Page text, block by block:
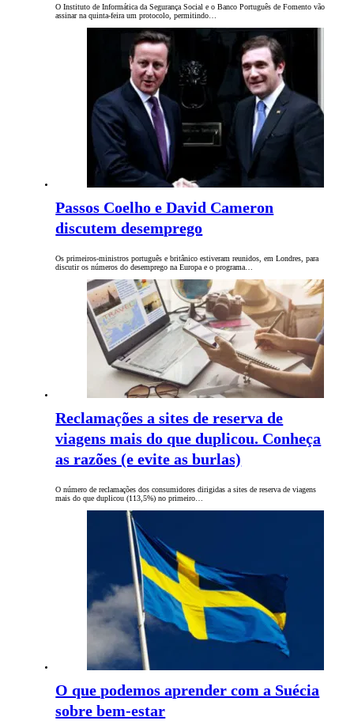
O Instituto de Informática da Segurança Social e o Banco Português de Fomento vão
assinar na quinta-feira um protocolo, permitindo…
Passos Coelho e David Cameron
discutem desemprego
Os primeiros-ministros português e britânico estiveram reunidos, em Londres, para
discutir os números do desemprego na Europa e o programa…
Reclamações a sites de reserva de
viagens mais do que duplicou. Conheça
as razões (e evite as burlas)
O número de reclamações dos consumidores dirigidas a sites de reserva de viagens
mais do que duplicou (113,5%) no primeiro…
O que podemos aprender com a Suécia
sobre bem-estar